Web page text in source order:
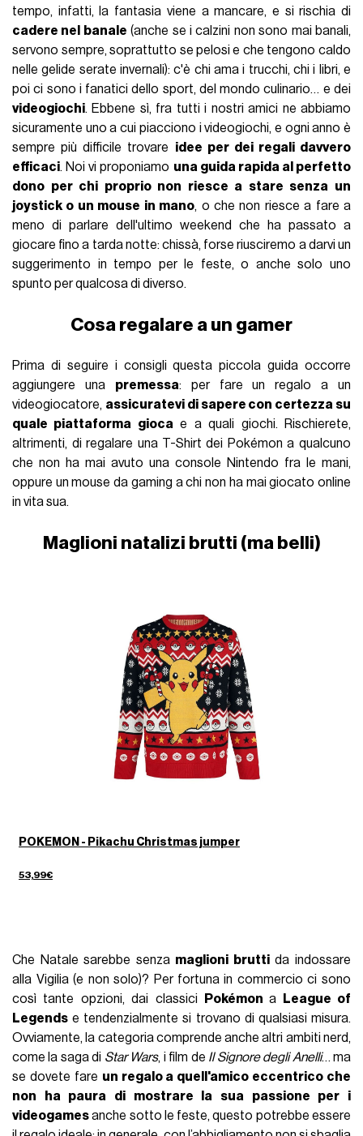
tempo, infatti, la fantasia viene a mancare, e si rischia di
cadere nel banale (anche se i calzini non sono mai banali,
servono sempre, soprattutto se pelosi e che tengono caldo
nelle gelide serate invernali): c'è chi ama i trucchi, chi i libri, e
poi ci sono i fanatici dello sport, del mondo culinario… e dei
videogiochi. Ebbene sì, fra tutti i nostri amici ne abbiamo
sicuramente uno a cui piacciono i videogiochi, e ogni anno è
sempre più difficile trovare idee per dei regali davvero
efficaci. Noi vi proponiamo una guida rapida al perfetto
dono per chi proprio non riesce a stare senza un
joystick o un mouse in mano, o che non riesce a fare a
meno di parlare dell'ultimo weekend che ha passato a
giocare fino a tarda notte: chissà, forse riusciremo a darvi un
suggerimento in tempo per le feste, o anche solo uno
spunto per qualcosa di diverso.
Cosa regalare a un gamer
Prima di seguire i consigli questa piccola guida occorre
aggiungere una premessa: per fare un regalo a un
videogiocatore, assicuratevi di sapere con certezza su
quale piattaforma gioca e a quali giochi. Rischierete,
altrimenti, di regalare una T-Shirt dei Pokémon a qualcuno
che non ha mai avuto una console Nintendo fra le mani,
oppure un mouse da gaming a chi non ha mai giocato online
in vita sua.
Maglioni natalizi brutti (ma belli)
POKEMON - Pikachu Christmas jumper
53,99€
Che Natale sarebbe senza maglioni bruttida indossare
alla Vigilia (e non solo)? Per fortuna in commercio ci sono
così tante opzioni, dai classici
Pokémona League of
Legends e tendenzialmente si trovano di qualsiasi misura.
Ovviamente, la categoria comprende anche altri ambiti nerd,
come la saga di Star Wars, i film de Il Signore degli Anelli… ma
se dovete fare un regalo a quell'amico eccentrico che
non ha paura di mostrare la sua passione per i
videogamesanche sotto le feste, questo potrebbe essere